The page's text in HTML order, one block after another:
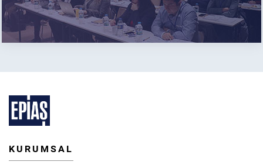
KURUMSAL